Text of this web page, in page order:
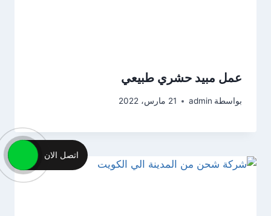
عمل مبيد حشري طبيعي
بواسطة admin 21 مارس، 2022
اتصل الان